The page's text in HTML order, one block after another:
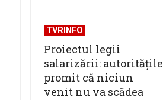
TVRINFO
Proiectul legii
salarizării: autoritățile
promit că niciun
venit nu va scădea